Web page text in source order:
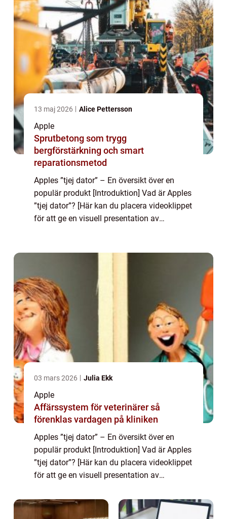
13 maj 2026 Alice Pettersson
Apple
Sprutbetong som trygg
bergförstärkning och smart
reparationsmetod
Apples ”tjej dator” – En översikt över en
populär produkt [Introduktion] Vad är Apples
”tjej dator”? [Här kan du placera videoklippet
för att ge en visuell presentation av
03 mars 2026 Julia Ekk
Apple
Affärssystem för veterinärer så
förenklas vardagen på kliniken
Apples ”tjej dator” – En översikt över en
populär produkt [Introduktion] Vad är Apples
”tjej dator”? [Här kan du placera videoklippet
för att ge en visuell presentation av